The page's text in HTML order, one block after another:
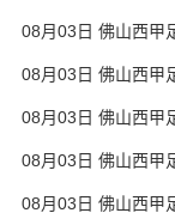
华思力U17 全场录像
08月03日 佛山西甲
全场录像
08月03日 佛山西甲
得 全场录像
08月03日 佛山西甲
技 全场录像
08月03日 佛山西甲
模 全场录像
08月03日 佛山西甲